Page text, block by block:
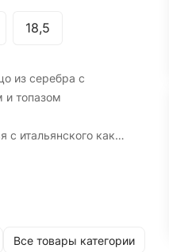
18,5
из серебра с
и топазом
с итальянского как
отдаленно
с другими плоскими
Все товары категории